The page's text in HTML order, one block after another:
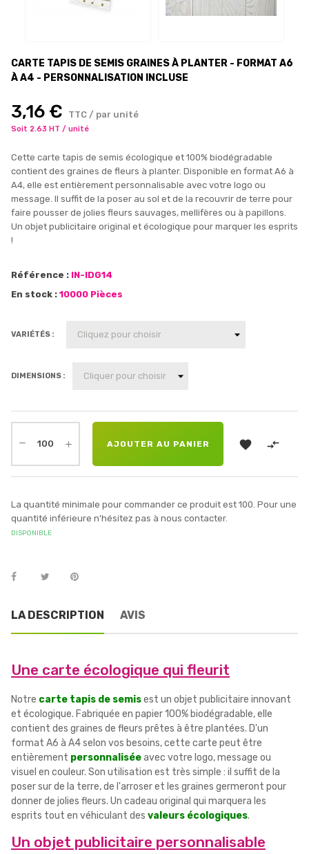
CARTE TAPIS DE SEMIS GRAINES À PLANTER - FORMAT A6
À A4 - PERSONNALISATION INCLUSE
3,16 € TTC / par unité
Soit 2.63 HT / unité
Cette carte tapis de semis écologique et 100% biodégradable
contient des graines de fleurs à planter. Disponible en format A6 à
A4, elle est entièrement personnalisable avec votre logo ou
message. Il suffit de la poser au sol et de la recouvrir de terre pour
faire pousser de jolies fleurs sauvages, mellifères ou à papillons.
Un objet publicitaire original et écologique pour marquer les esprits
!
Référence : IN-IDG14
En stock : 10000 Pièces
VARIÉTÉS :
DIMENSIONS :
AJOUTER AU PANIER  
La quantité minimale pour commander ce produit est 100. Pour une
quantité inférieure n'hésitez pas à nous contacter.
DISPONIBLE
LA DESCRIPTION AVIS
Une carte écologique qui fleurit
Notre carte tapis de semisest un objet publicitaire innovant
et écologique. Fabriquée en papier 100% biodégradable, elle
contient des graines de fleurs prêtes à être plantées. D'un
format A6 à A4 selon vos besoins, cette carte peut être
entièrement personnaliséeavec votre logo, message ou
visuel en couleur. Son utilisation est très simple : il suffit de la
poser sur de la terre, de l'arroser et les graines germeront pour
donner de jolies fleurs. Un cadeau original qui marquera les
esprits tout en véhiculant des valeurs écologiques.
Un objet publicitaire personnalisable